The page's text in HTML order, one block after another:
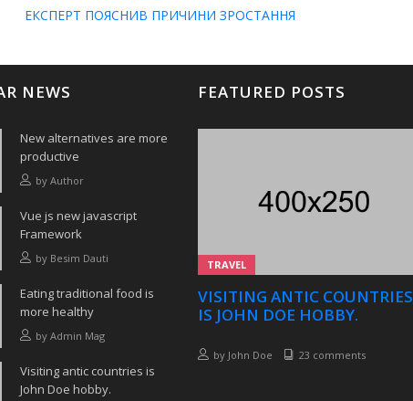
ЕКСПЕРТ ПОЯСНИВ ПРИЧИНИ ЗРОСТАННЯ
NEWS
New alternatives are more
productive
by Author
Vue js new javascript
Framework
by Besim Dauti
Eating traditional food is
more healthy
by Admin Mag
Visiting antic countries is
John Doe hobby.
FEATURED POSTS
TRAVEL
VISITING ANTIC COUNTRIES
IS JOHN DOE HOBBY.
by John Doe 23 comments